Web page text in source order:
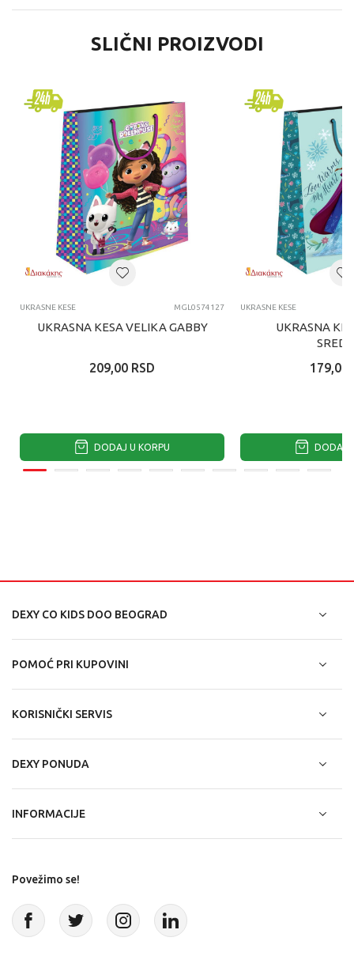
SLIČNI PROIZVODI
UKRASNE KESE MGL0574127
UKRASNA KESA VELIKA GABBY
209,00 RSD
DODAJ U KORPU
UKRASNE KESE
UKRASNA
179,00
DODAJ
DEXY CO KIDS DOO BEOGRAD
POMOĆ PRI KUPOVINI
KORISNIČKI SERVIS
DEXY PONUDA
INFORMACIJE
Povežimo se!